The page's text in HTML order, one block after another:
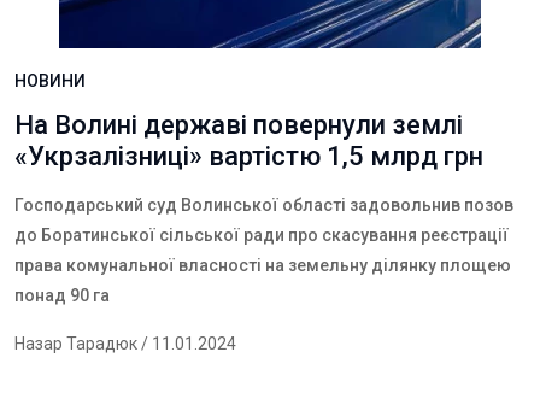
НОВИНИ
На Волині державі повернули землі
«Укрзалізниці» вартістю 1,5 млрд грн
Господарський суд Волинської області задовольнив позов
до Боратинської сільської ради про скасування реєстрації
права комунальної власності на земельну ділянку площею
понад 90 га
Назар Тарадюк/ 11.01.2024